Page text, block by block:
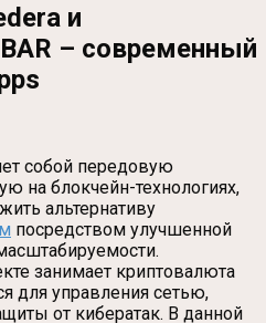
и
– современный
собой передовую
на блокчейн-технологиях,
альтернативу
посредством улучшенной
занимает криптовалюта
для управления сетью,
от кибератак. В данной